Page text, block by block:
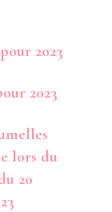
2023
2023
lors du
20